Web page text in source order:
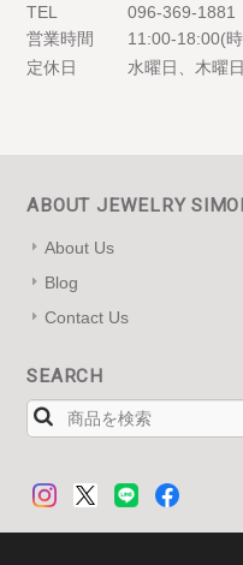
TEL
096-369-1881
営業時間
11:00-18:00(
定休日
水曜日、木曜
ABOUT JEWELRY
About Us
Blog
Contact Us
SEARCH